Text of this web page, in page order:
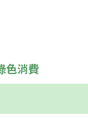
色消費